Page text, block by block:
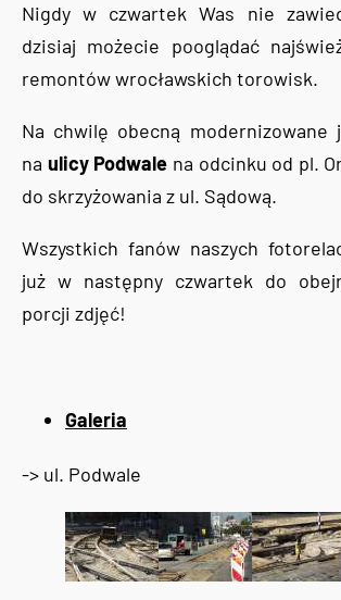
Nigdy w czwartek Was nie
dzisiaj możecie pooglądać
remontów wrocławskich torowisk.
Na chwilę obecną
na ulicy Podwale na odcinku od pl.
do skrzyżowania z ul. Sądową.
Wszystkich fanów naszych
już w następny czwartek do
porcji zdjęć!
Galeria
-> ul. Podwale